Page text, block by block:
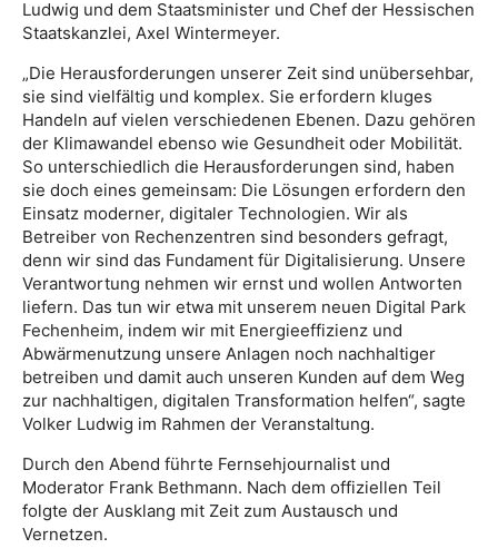
Ludwig und dem Staatsminister und Chef der Hessischen
Staatskanzlei, Axel Wintermeyer.
„Die Herausforderungen unserer Zeit sind unübersehbar,
sie sind vielfältig und komplex. Sie erfordern kluges
Handeln auf vielen verschiedenen Ebenen. Dazu gehören
der Klimawandel ebenso wie Gesundheit oder Mobilität.
So unterschiedlich die Herausforderungen sind, haben
sie doch eines gemeinsam: Die Lösungen erfordern den
Einsatz moderner, digitaler Technologien. Wir als
Betreiber von Rechenzentren sind besonders gefragt,
denn wir sind das Fundament für Digitalisierung. Unsere
Verantwortung nehmen wir ernst und wollen Antworten
liefern. Das tun wir etwa mit unserem neuen Digital Park
Fechenheim, indem wir mit Energieeffizienz und
Abwärmenutzung unsere Anlagen noch nachhaltiger
betreiben und damit auch unseren Kunden auf dem Weg
zur nachhaltigen, digitalen Transformation helfen“, sagte
Volker Ludwig im Rahmen der Veranstaltung.
Durch den Abend führte Fernsehjournalist und
Moderator Frank Bethmann. Nach dem offiziellen Teil
folgte der Ausklang mit Zeit zum Austausch und
Vernetzen.